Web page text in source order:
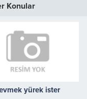
Konular
yürek ister